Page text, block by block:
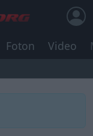
Foton Video